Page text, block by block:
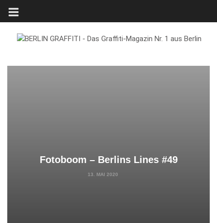
Fotoboom – Berlins Lines #49
13. MAI 2020